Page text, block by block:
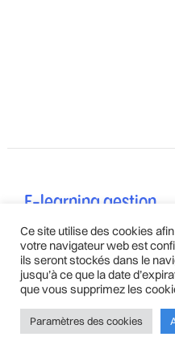
E-learning gestion
du tabagisme
(entretien
motivationnel)
Opérateur :
FARES
Ce site utilise des cookies
votre navigateur web est
ils seront stockés dans le
jusqu’à ce que la date
que vous supprimez les
Paramètres des cookies